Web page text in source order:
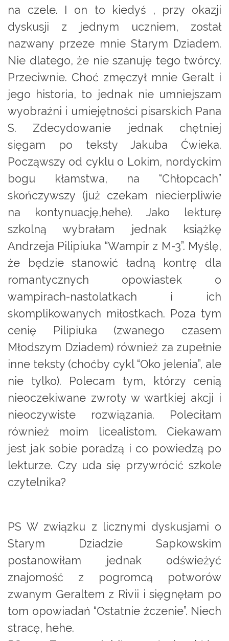
na czele. I on to kiedyś , przy okazji
dyskusji z jednym uczniem, został
nazwany przeze mnie Starym Dziadem.
Nie dlatego, że nie szanuję tego twórcy.
Przeciwnie. Choć zmęczył mnie Geralt i
jego historia, to jednak nie umniejszam
wyobraźni i umiejętności pisarskich Pana
S. Zdecydowanie jednak chętniej
sięgam po teksty Jakuba Ćwieka.
Począwszy od cyklu o Lokim, nordyckim
bogu kłamstwa, na “Chłopcach”
skończywszy (już czekam niecierpliwie
na kontynuację,hehe). Jako lekturę
szkolną wybrałam jednak książkę
Andrzeja Pilipiuka “Wampir z M-3”. Myślę,
że będzie stanowić ładną kontrę dla
romantycznych opowiastek o
wampirach-nastolatkach i ich
skomplikowanych miłostkach. Poza tym
cenię Pilipiuka (zwanego czasem
Młodszym Dziadem) również za zupełnie
inne teksty (choćby cykl “Oko jelenia”, ale
nie tylko). Polecam tym, którzy cenią
nieoczekiwane zwroty w wartkiej akcji i
nieoczywiste rozwiązania. Poleciłam
również moim licealistom. Ciekawam
jest jak sobie poradzą i co powiedzą po
lekturze. Czy uda się przywrócić szkole
czytelnika?
PS W związku z licznymi dyskusjami o
Starym Dziadzie Sapkowskim
postanowiłam jednak odświeżyć
znajomość z pogromcą potworów
zwanym Geraltem z Rivii i sięgnęłam po
tom opowiadań “Ostatnie żczenie”. Niech
stracę, hehe.